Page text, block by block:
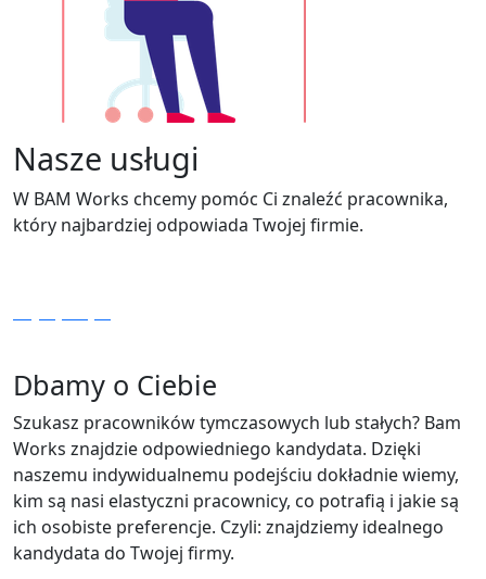
Nasze usługi
W BAM Works chcemy pomóc Ci znaleźć pracownika,
który najbardziej odpowiada Twojej firmie.
Dbamy o Ciebie
Szukasz pracowników tymczasowych lub stałych? Bam
Works znajdzie odpowiedniego kandydata. Dzięki
naszemu indywidualnemu podejściu dokładnie wiemy,
kim są nasi elastyczni pracownicy, co potrafią i jakie są
ich osobiste preferencje. Czyli: znajdziemy idealnego
kandydata do Twojej firmy.